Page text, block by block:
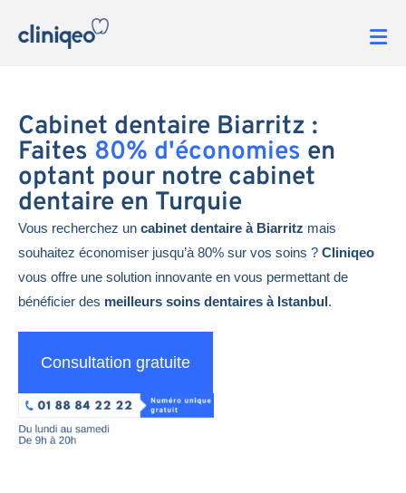
Cabinet dentaire Biarritz :
Faites 80% d'économies en
optant pour notre cabinet
dentaire en Turquie
Vous recherchez un cabinet dentaire à Biarritz mais
souhaitez économiser jusqu’à 80% sur vos soins ? Cliniqeo
vous offre une solution innovante en vous permettant de
bénéficier des meilleurs soins dentaires à Istanbul.
Consultation gratuite